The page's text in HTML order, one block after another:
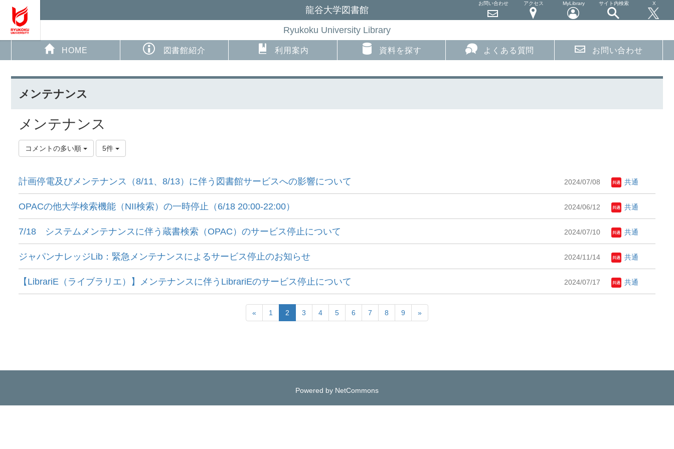
龍谷大学図書館
Ryukoku University Library
お問い合わせ アクセス MyLibrary サイト内検索 X
HOME 図書館紹介 利用案内 資料を探す よくある質問 お問い合わせ
メンテナンス
メンテナンス
コメントの多い順 5件
計画停電及びメンテナンス（8/11、8/13）に伴う図書館サービスへの影響について 2024/07/08 共通
OPACの他大学検索機能（NII検索）の一時停止（6/18 20:00-22:00） 2024/06/12 共通
7/18 システムメンテナンスに伴う蔵書検索（OPAC）のサービス停止について 2024/07/10 共通
ジャパンナレッジLib：緊急メンテナンスによるサービス停止のお知らせ 2024/11/14 共通
【LibrariE（ライブラリエ）】メンテナンスに伴うLibrariEのサービス停止について 2024/07/17 共通
« 1 2 3 4 5 6 7 8 9 »
Powered by NetCommons